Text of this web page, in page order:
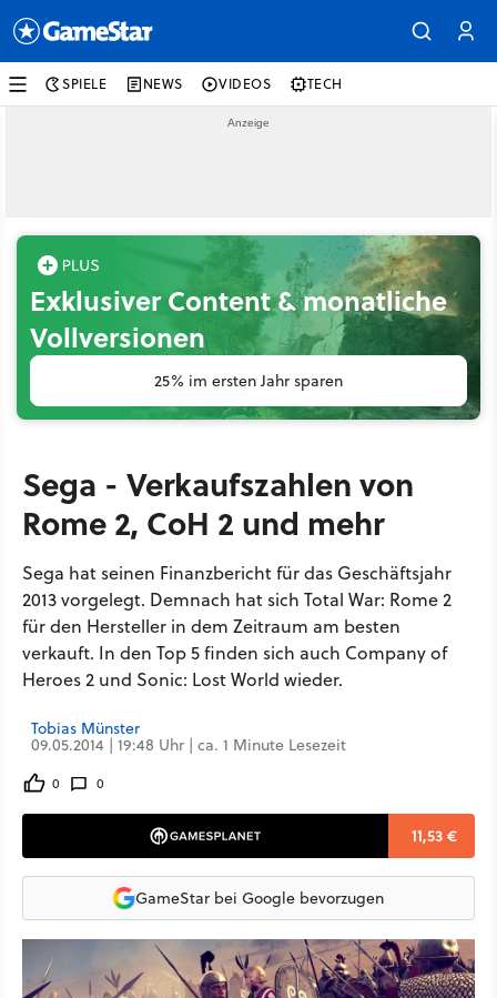
SPIELE NEWS VIDEOS TECH
Exklusiver Content & monatliche
Vollversionen
25% im ersten Jahr sparen
Sega - Verkaufszahlen von
Rome 2, CoH 2 und mehr
Sega hat seinen Finanzbericht für das Geschäftsjahr
2013 vorgelegt. Demnach hat sich Total War: Rome 2
für den Hersteller in dem Zeitraum am besten
verkauft. In den Top 5 finden sich auch Company of
Heroes 2 und Sonic: Lost World wieder.
Tobias Münster
09.05.2014 | 19:48 Uhr | ca. 1 Minute Lesezeit
0 0
11,53 €
GameStar bei Google bevorzugen